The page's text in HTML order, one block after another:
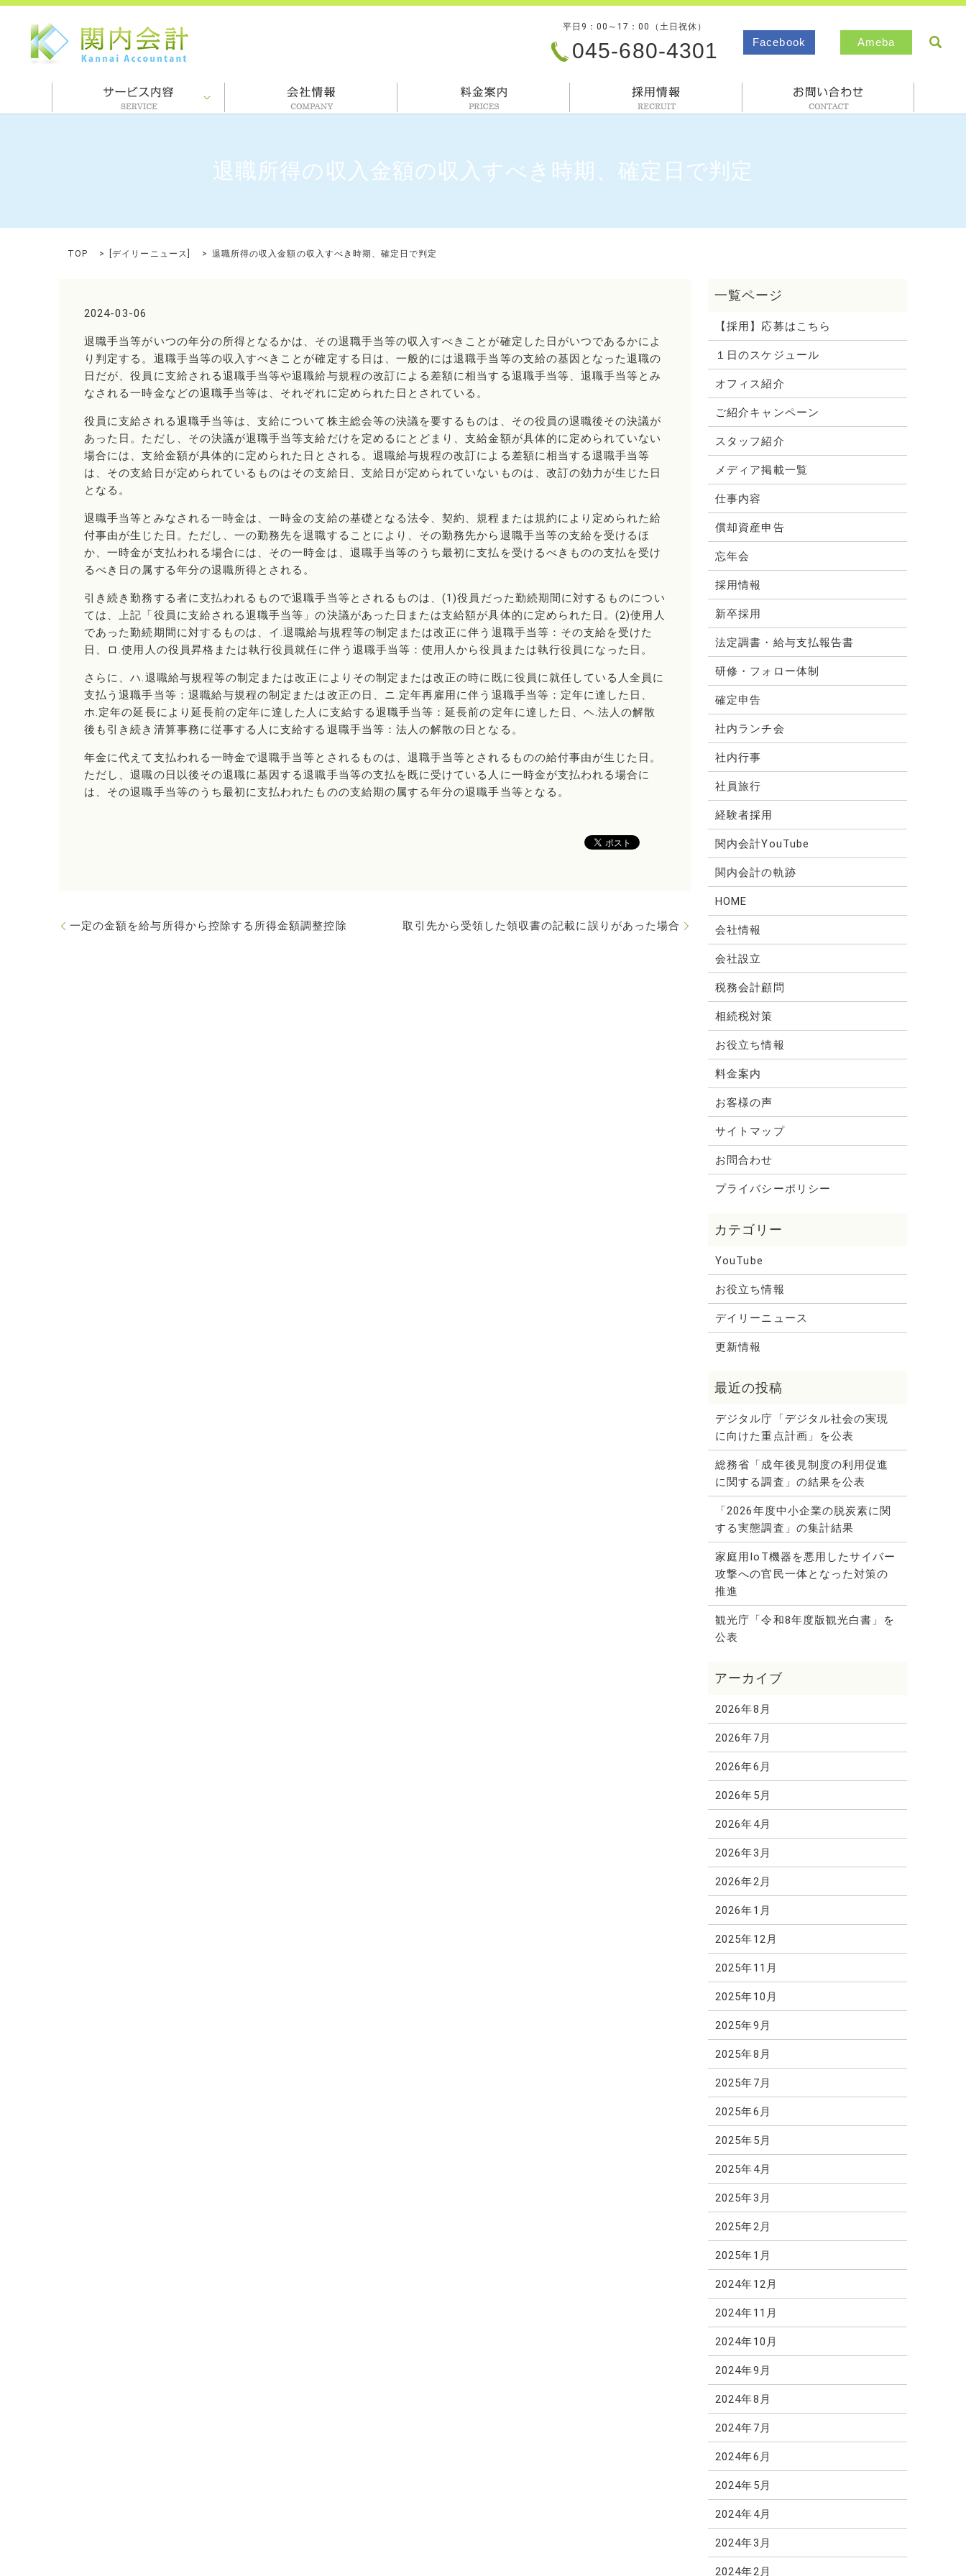
平日9：00～17：00（土日祝休）
045-680-4301 Facebook Ameba
退職所得の収入金額の収入すべき時期、確定日で判定
TOP [デイリーニュース 退職所得の収入金額の収入すべき時期、確定日で判定
2024-03-06
退職手当等がいつの年分の所得となるかは、その退職手当等の収入すべきことが確定した日がいつであるかによ
り判定する。退職手当等の収入すべきことが確定する日は、一般的には退職手当等の支給の基因となった退職の
日だが、役員に支給される退職手当等や退職給与規程の改訂による差額に相当する退職手当等、退職手当等とみ
なされる一時金などの退職手当等は、それぞれに定められた日とされている。
役員に支給される退職手当等は、支給について株主総会等の決議を要するものは、その役員の退職後その決議が
あった日。ただし、その決議が退職手当等支給だけを定めるにとどまり、支給金額が具体的に定められていない
場合には、支給金額が具体的に定められた日とされる。退職給与規程の改訂による差額に相当する退職手当等
は、その支給日が定められているものはその支給日、支給日が定められていないものは、改訂の効力が生じた日
となる。
退職手当等とみなされる一時金は、一時金の支給の基礎となる法令、契約、規程または規約により定められた給
付事由が生じた日。ただし、一の勤務先を退職することにより、その勤務先から退職手当等の支給を受けるほ
か、一時金が支払われる場合には、その一時金は、退職手当等のうち最初に支払を受けるべきものの支払を受け
るべき日の属する年分の退職所得とされる。
引き続き勤務する者に支払われるもので退職手当等とされるものは、(1)役員だった勤続期間に対するものについ
ては、上記「役員に支給される退職手当等」の決議があった日または支給額が具体的に定められた日。(2)使用人
であった勤続期間に対するものは、イ.退職給与規程等の制定または改正に伴う退職手当等：その支給を受けた
日、ロ.使用人の役員昇格または執行役員就任に伴う退職手当等：使用人から役員または執行役員になった日。
さらに、ハ.退職給与規程等の制定または改正によりその制定または改正の時に既に役員に就任している人全員に
支払う退職手当等：退職給与規程の制定または改正の日、ニ.定年再雇用に伴う退職手当等：定年に達した日、
ホ.定年の延長により延長前の定年に達した人に支給する退職手当等：延長前の定年に達した日、ヘ.法人の解散
後も引き続き清算事務に従事する人に支給する退職手当等：法人の解散の日となる。
年金に代えて支払われる一時金で退職手当等とされるものは、退職手当等とされるものの給付事由が生じた日。
ただし、退職の日以後その退職に基因する退職手当等の支払を既に受けている人に一時金が支払われる場合に
は、その退職手当等のうち最初に支払われたものの支給期の属する年分の退職手当等となる。
一定の金額を給与所得から控除する所得金額調整控除 取引先から受領した領収書の記載に誤りがあった場合
【採用】応募はこちら
１日のスケジュール
オフィス紹介
ご紹介キャンペーン
スタッフ紹介
メディア掲載一覧
仕事内容
償却資産申告
忘年会
採用情報
新卒採用
法定調書・給与支払報告書
研修・フォロー体制
確定申告
社内ランチ会
社内行事
社員旅行
経験者採用
関内会計YouTube
関内会計の軌跡
HOME
会社情報
会社設立
税務会計顧問
相続税対策
お役立ち情報
料金案内
お客様の声
サイトマップ
お問合わせ
プライバシーポリシー
YouTube
お役立ち情報
デイリーニュース
更新情報
デジタル庁「デジタル社会の実現
に向けた重点計画」を公表
総務省「成年後見制度の利用促進
に関する調査」の結果を公表
「2026年度中小企業の脱炭素に関
する実態調査」の集計結果
家庭用IoT機器を悪用したサイバー
攻撃への官民一体となった対策の
推進
観光庁「令和8年度版観光白書」を
公表
2026年8月
2026年7月
2026年6月
2026年5月
2026年4月
2026年3月
2026年2月
2026年1月
2025年12月
2025年11月
2025年10月
2025年9月
2025年8月
2025年7月
2025年6月
2025年5月
2025年4月
2025年3月
2025年2月
2025年1月
2024年12月
2024年11月
2024年10月
2024年9月
2024年8月
2024年7月
2024年6月
2024年5月
2024年4月
2024年3月
2024年2月